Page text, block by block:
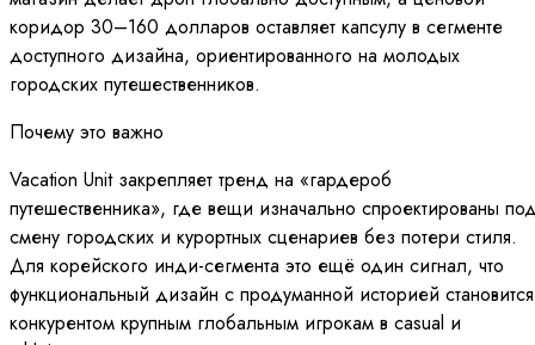
коридор 30–160 долларов оставляет капсулу в сегменте
доступного дизайна, ориентированного на молодых
городских путешественников.
Почему это важно
Vacation Unit закрепляет тренд на «гардероб
путешественника», где вещи изначально спроектированы
смену городских и курортных сценариев без потери стиля.
Для корейского инди-сегмента это ещё один сигнал, что
функциональный дизайн с продуманной историей становится
конкурентом крупным глобальным игрокам в casual и